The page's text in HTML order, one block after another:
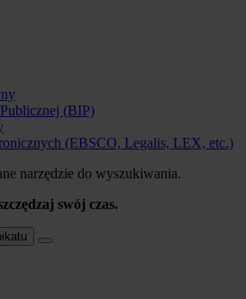
(BIP)
(EBSCO, Legalis, LEX, etc.)
narzędzie do wyszukiwania.
swój czas.